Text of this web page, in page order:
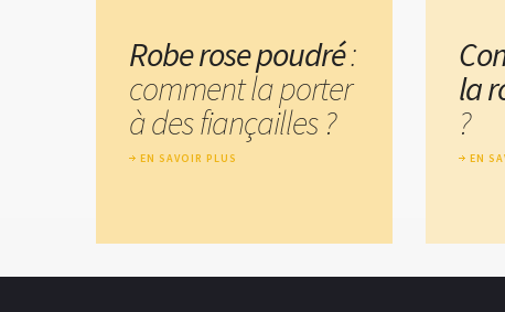
Robe rose poudré:
comment la porter
à des fiançailles ?
EN SAVOIR PLUS
la
?
EN